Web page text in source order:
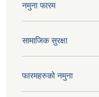
नमुना फारम
सामाजिक सुरक्षा
फारमहरुको नमुना